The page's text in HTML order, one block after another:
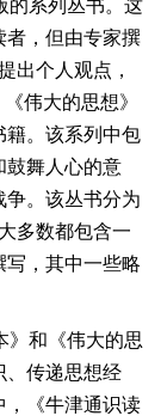
的系列丛书。这
者，但由专家撰
出个人观点，
伟大的思想》
籍。该系列中包
鼓舞人心的意
争。该丛书分为
多数都包含一
写，其中一些略
》和《伟大的思
、传递思想经
，《牛津通识读